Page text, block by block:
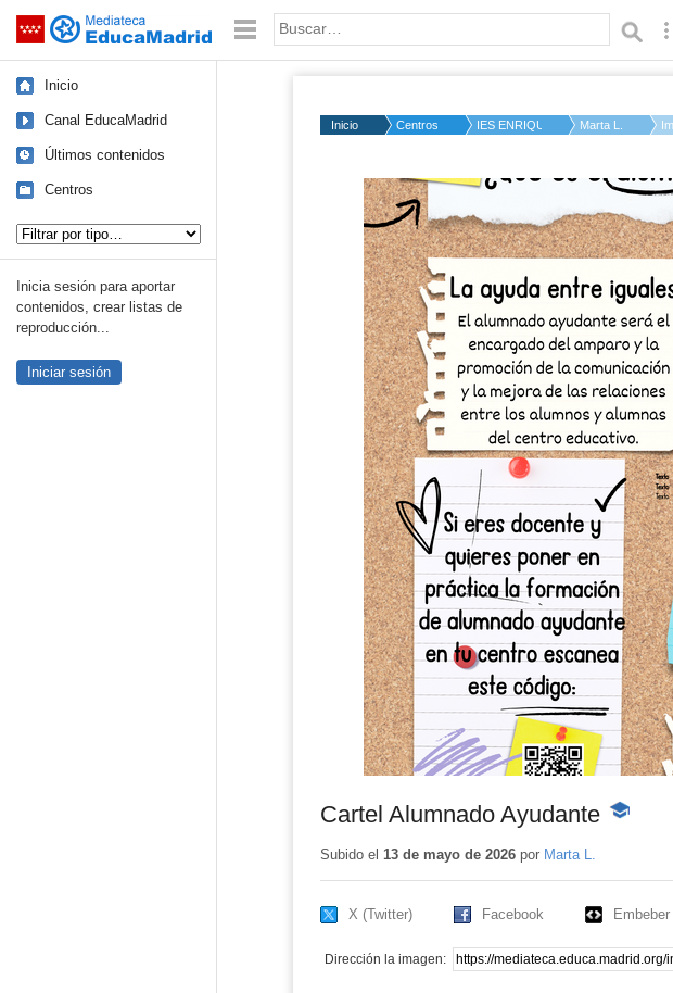
Saltar navegación Palabra o frase:
Inicio
Canal EducaMadrid
Últimos contenidos
Centros
Inicia sesión para aportar
contenidos, crear listas de
reproducción...
Iniciar sesión
Inicio Centros IES ENRIQUE TIERNO G...
Marta L.
Cartel Alumnado Ayudante -
Subido el 13 de mayo de 2026por Marta L.
X (Twitter) Facebook Embeber
Dirección la imagen: